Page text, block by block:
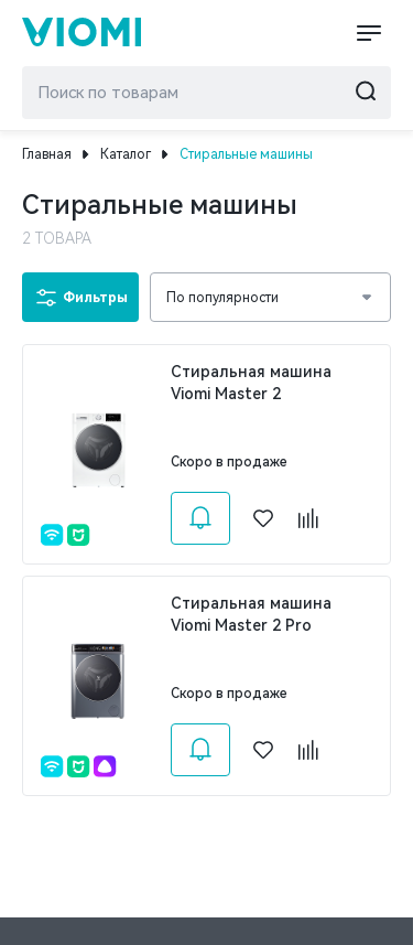
Главная Каталог Стиральные машины
Стиральные машины
2 ТОВАРА
Фильтры По популярности
Стиральная машина
Viomi Master 2
Скоро в продаже
Стиральная машина
Viomi Master 2 Pro
Скоро в продаже